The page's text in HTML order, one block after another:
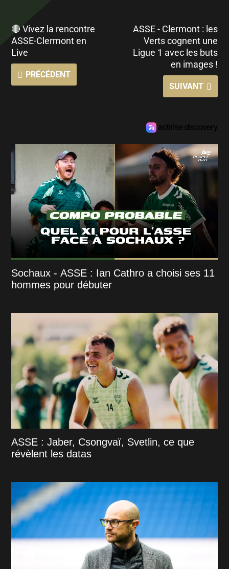
🔴 Vivez la rencontre
ASSE-Clermont en
Live
PRÉCÉDENT
ASSE - Clermont : les
Verts cognent une
Ligue 1 avec les buts
en images !
SUIVANT
Sochaux - ASSE : Ian Cathro a choisi ses 11
hommes pour débuter
ASSE : Jaber, Csongvaï, Svetlin, ce que
révèlent les datas